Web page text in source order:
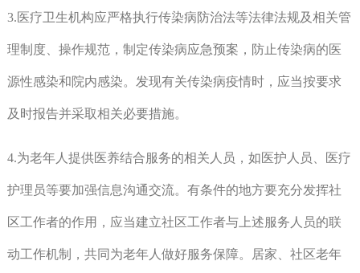
3.医疗卫生机构应严格执行传染病防治法等法律法规及相关管
理制度、操作规范，制定传染病应急预案，防止传染病的医
源性感染和院内感染。发现有关传染病疫情时，应当按要求
及时报告并采取相关必要措施。
4.为老年人提供医养结合服务的相关人员，如医护人员、医疗
护理员等要加强信息沟通交流。有条件的地方要充分发挥社
区工作者的作用，应当建立社区工作者与上述服务人员的联
动工作机制，共同为老年人做好服务保障。居家、社区老年